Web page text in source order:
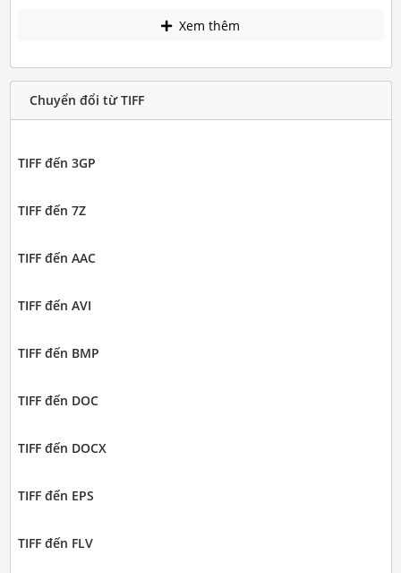
Xem thêm
Chuyển đổi từ TIFF
TIFF đến 3GP
TIFF đến 7Z
TIFF đến AAC
TIFF đến AVI
TIFF đến BMP
TIFF đến DOC
TIFF đến DOCX
TIFF đến EPS
TIFF đến FLV